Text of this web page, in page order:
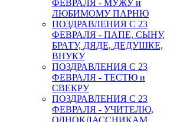
ФЕВРАЛЯ - МУЖУ и
ЛЮБИМОМУ ПАРНЮ
ПОЗДРАВЛЕНИЯ С 23
ФЕВРАЛЯ - ПАПЕ, СЫНУ,
БРАТУ, ДЯДЕ, ДЕДУШКЕ,
ВНУКУ
ПОЗДРАВЛЕНИЯ С 23
ФЕВРАЛЯ - ТЕСТЮ и
СВЕКРУ
ПОЗДРАВЛЕНИЯ С 23
ФЕВРАЛЯ - УЧИТЕЛЮ,
ОДНОКЛАССНИКАМ,